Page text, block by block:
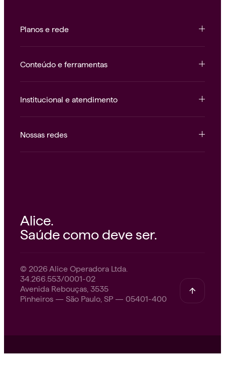
Planos e rede
Conteúdo e ferramentas
Institucional e atendimento
Nossas redes
Alice.
Saúde como deve ser.
© 2026 Alice Operadora Ltda.
34.266.553/0001-02
Avenida Rebouças, 3535
Pinheiros — São Paulo, SP — 05401-400